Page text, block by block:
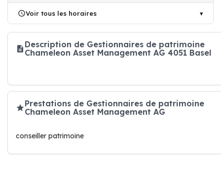
Voir tous les horaires
Description de Gestionnaires de patrimoine
Chameleon Asset Management AG 4051 Basel
Prestations de Gestionnaires de patrimoine
Chameleon Asset Management AG
conseiller patrimoine